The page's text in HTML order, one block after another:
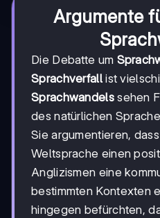
Argumente
Die Debatte um
Sprachverfallist
Sprachwandelssehen
des natürlichen
Sie argumentieren,
Weltsprache einen
Anglizismen eine
bestimmten Kontexten
hingegen befürchten,